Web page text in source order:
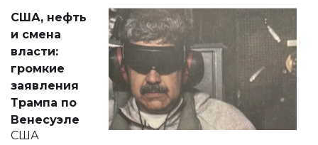
актуальных тем —
от слухов о
политических
реформах до
вопросов армии,
экономики и
личного здоровья.
США, нефть
и смена
власти:
громкие
заявления
Трампа по
Венесуэле
США